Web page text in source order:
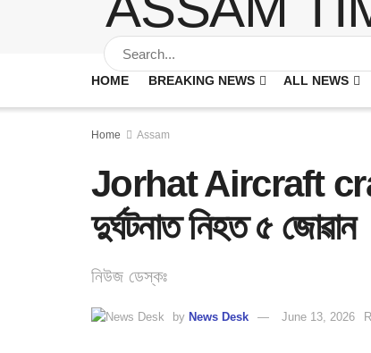
HOME BREAKING NEWS ALL NEWS
Home Assam
Jorhat Aircraft crash
দুৰ্ঘটনাত নিহত ৫ জোৱান
নিউজ ডেস্কঃ
by News Desk June 13, 2026